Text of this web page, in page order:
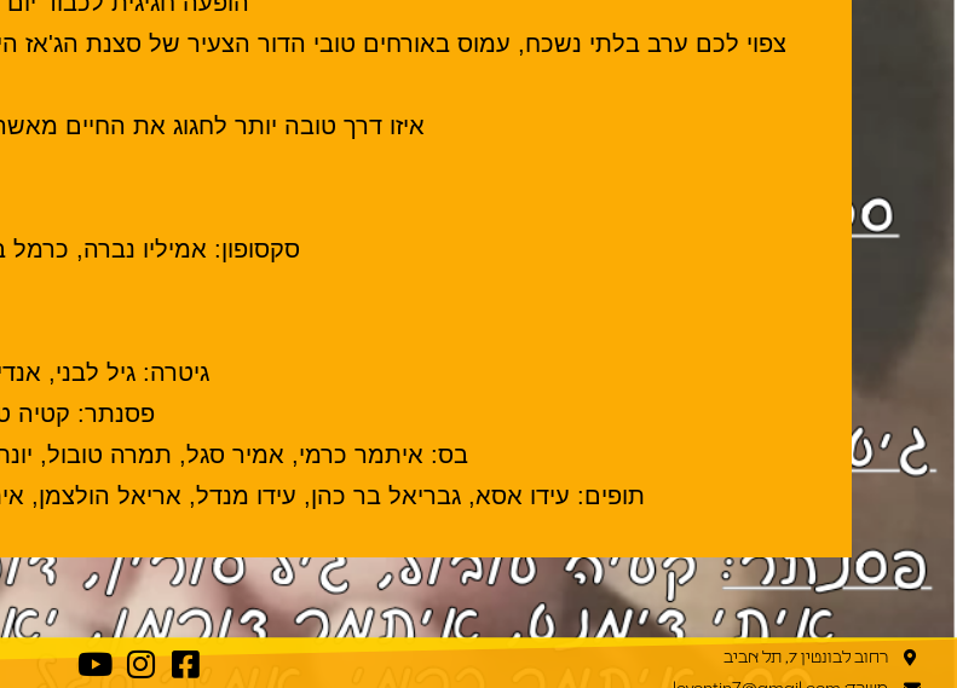
צפוי לכם ערב בלתי נשכח, עמוס באורחים טובי הדור הצעיר של סצנת הג'אז
איזו דרך טובה יותר לחגוג את החיים
סקסופון: אמיליו נברה, כרמל
גיטרה: גיל לבני,
פסנתר: קטיה
בס: איתמר כרמי, אמיר סגל, תמרה טובול,
תופים: עידו אסא, גבריאל בר כהן, עידו מנדל, אריאל הולצמן,
רחוב לבונטין 7, תל אביב